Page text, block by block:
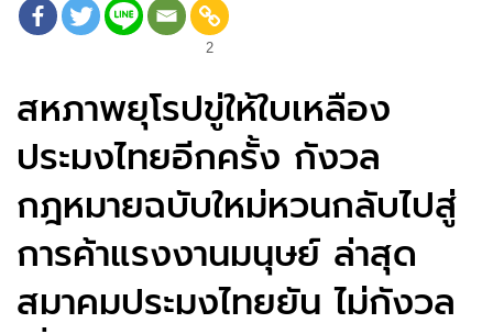
2
สหภาพยุโรปขู่ให้ใบเหลือง
ประมงไทยอีกครั้ง กังวล
กฎหมายฉบับใหม่หวนกลับไปสู่
การค้าแรงงานมนุษย์ ล่าสุด
สมาคมประมงไทยยัน ไม่กังวล